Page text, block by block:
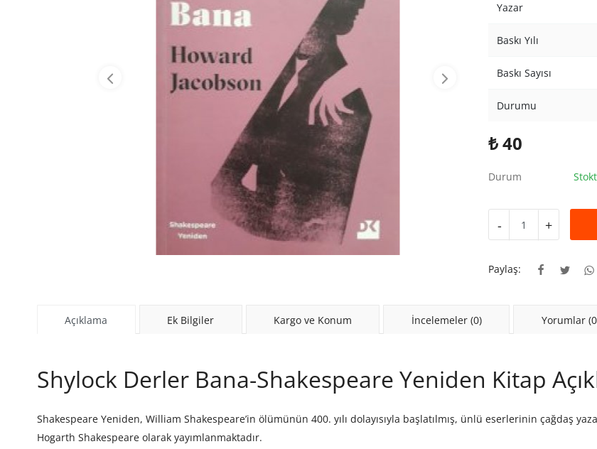
Yazar
Baskı Yılı
Baskı Sayısı
Durumu
₺40
Durum
- +
Paylaş:
Açıklama Ek Bilgiler Kargo ve Konum İncelemeler (0) Yorumlar
Shylock Derler Bana-Shakespeare Yeniden Kitap
Shakespeare Yeniden, William Shakespeare’in ölümünün 400. yılı dolayısıyla başlatılmış, ünlü eserlerinin çağdaş
Hogarth Shakespeare olarak yayımlanmaktadır.